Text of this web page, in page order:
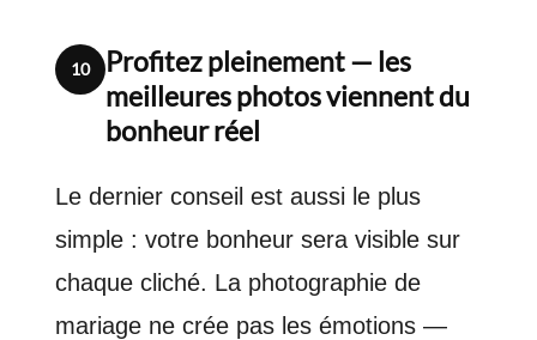
10
Profitez pleinement — les
meilleures photos viennent du
bonheur réel
Le dernier conseil est aussi le plus
simple : votre bonheur sera visible sur
chaque cliché. La photographie de
mariage ne crée pas les émotions —